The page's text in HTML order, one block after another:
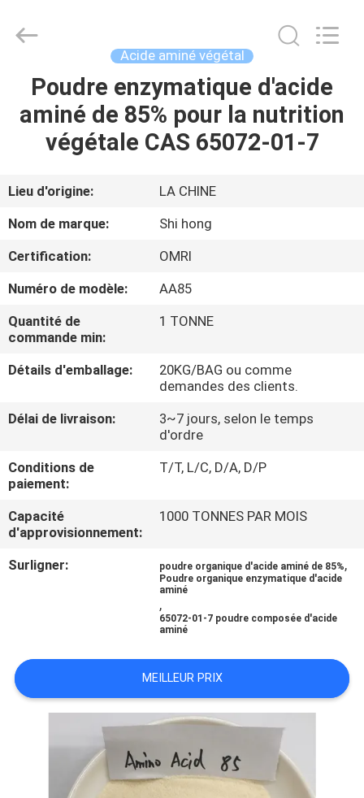
MAISON
PRODUITS
VIDÉOS
SUJET
DE
NOUS
VISITE
CONTRÔLE
DE
QUALITÉ
CONTACTEZ-
CITATION
PLAN
Shihong
Technology
Reserved.
Acide aminé végétal
Poudre enzymatique d'acide
aminé de 85% pour la nutrition
végétale CAS 65072-01-7
Lieu d'origine:
LA CHINE
Nom de marque:
Shi hong
Certification:
OMRI
Numéro de modèle:
AA85
Quantité de
commande min:
1 TONNE
Détails d'emballage:
20KG/BAG ou comme
demandes des clients.
Délai de livraison:
3~7 jours, selon le temps
d'ordre
Conditions de
paiement:
T/T, L/C, D/A, D/P
Capacité
d'approvisionnement:
1000 TONNES PAR MOIS
Surligner: poudre organique d'acide aminé de 85%,
Poudre organique enzymatique d'acide
aminé
,
65072-01-7 poudre composée d'acide
aminé
MEILLEUR PRIX